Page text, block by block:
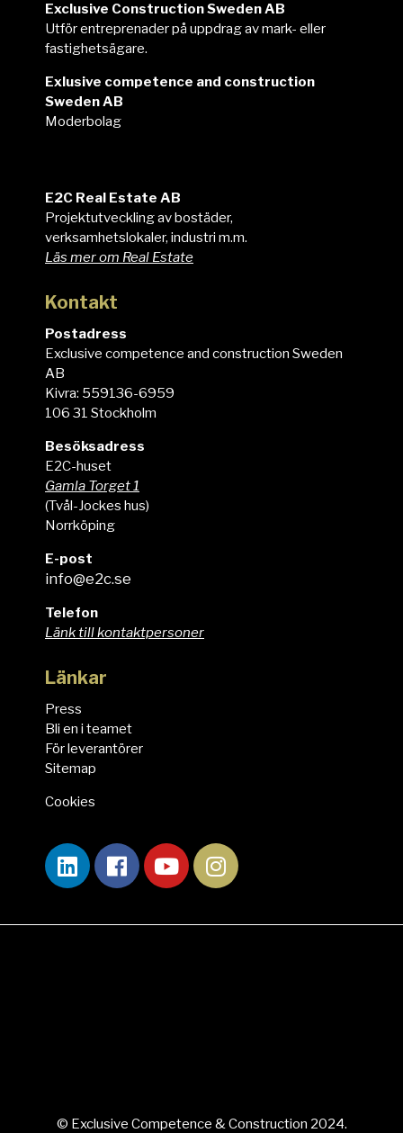
Exclusive Construction Sweden AB
Utför entreprenader på uppdrag av mark- eller
fastighetsägare.
Exlusive competence and construction
Sweden AB
Moderbolag
E2C Real Estate AB
Projektutveckling av bostäder,
verksamhetslokaler, industri m.m.
Läs mer om Real Estate
Kontakt
Postadress
Exclusive competence and construction Sweden
AB
Kivra: 559136-6959
106 31 Stockholm
Besöksadress
E2C-huset
Gamla Torget 1
(Tvål-Jockes hus)
Norrköping
E-post
info@e2c.se
Telefon
Länk till kontaktpersoner
Länkar
Press
Bli en i teamet
För leverantörer
Sitemap
Cookies
© Exclusive Competence & Construction 2024.